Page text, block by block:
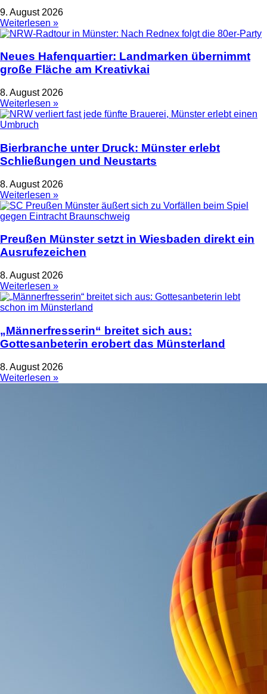
9. August 2026
Weiterlesen »
Neues Hafenquartier: Landmarken übernimmt
große Fläche am Kreativkai
8. August 2026
Weiterlesen »
Bierbranche unter Druck: Münster erlebt
Schließungen und Neustarts
8. August 2026
Weiterlesen »
Preußen Münster setzt in Wiesbaden direkt ein
Ausrufezeichen
8. August 2026
Weiterlesen »
„Männerfresserin“ breitet sich aus:
Gottesanbeterin erobert das Münsterland
8. August 2026
Weiterlesen »